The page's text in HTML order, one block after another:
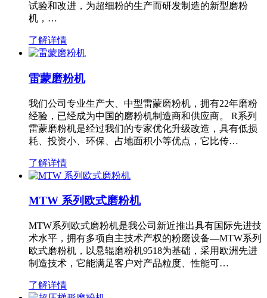
试验和改进，为超细粉的生产而研发制造的新型磨粉
机，…
了解详情
雷蒙磨粉机
我们公司专业生产大、中型雷蒙磨粉机，拥有22年磨粉
经验，已经成为中国的磨粉机制造商和供应商。 R系列
雷蒙磨粉机是经过我们的专家优化升级改造，具有低损
耗、投资小、环保、占地面积小等优点，它比传…
了解详情
MTW 系列欧式磨粉机
MTW系列欧式磨粉机是我公司新近推出具有国际先进技
术水平，拥有多项自主技术产权的粉磨设备—MTW系列
欧式磨粉机，以悬辊磨粉机9518为基础，采用欧洲先进
制造技术，它能满足客户对产品粒度、性能可…
了解详情